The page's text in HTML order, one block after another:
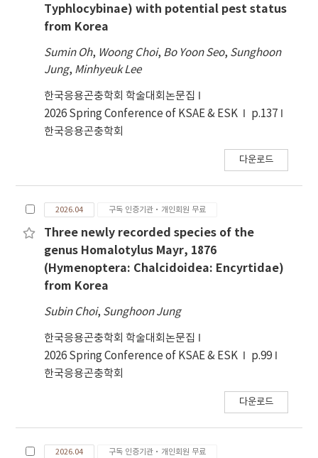
Typhlocybinae) with potential pest status
from Korea
Sumin Oh, Woong Choi, Bo Yoon Seo, Sunghoon
Jung, Minhyeuk Lee
한국응용곤충학회 학술대회논문집
2026 Spring Conference of KSAE & ESK
p.137
한국응용곤충학회
다운로드
2026.04 구독 인증기관·개인회원 무료
Three newly recorded species of the
genus Homalotylus Mayr, 1876
(Hymenoptera: Chalcidoidea: Encyrtidae)
from Korea
Subin Choi, Sunghoon Jung
한국응용곤충학회 학술대회논문집
2026 Spring Conference of KSAE & ESK
p.99
한국응용곤충학회
다운로드
2026.04 구독 인증기관·개인회원 무료